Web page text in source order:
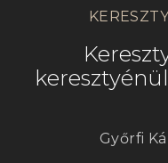
Győrfi